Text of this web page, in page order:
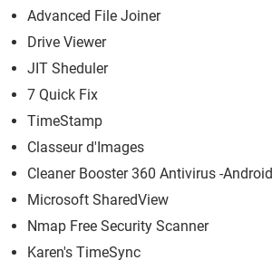
Advanced File Joiner
Drive Viewer
JIT Sheduler
7 Quick Fix
TimeStamp
Classeur d'Images
Cleaner Booster 360 Antivirus -Android
Microsoft SharedView
Nmap Free Security Scanner
Karen's TimeSync